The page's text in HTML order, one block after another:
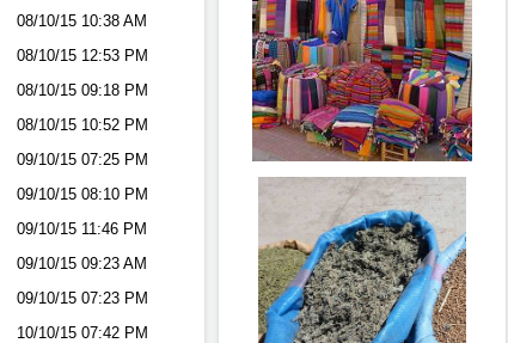
08/10/15 10:38 AM
08/10/15 12:53 PM
08/10/15 09:18 PM
08/10/15 10:52 PM
09/10/15 07:25 PM
09/10/15 08:10 PM
09/10/15 11:46 PM
09/10/15 09:23 AM
09/10/15 07:23 PM
10/10/15 07:42 PM